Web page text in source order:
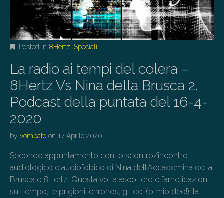
Posted in 8Hertz Speciali
La radio ai tempi del colera –
8Hertz Vs Nina della Brusca 2.
Podcast della puntata del 16-4-
2020
by vombato on 17 Aprile 2020
Secondo appuntamento con lo scontro/incontro
audiologico e audiofobico di Nina dell’Accademina della
Brusca e 8Hertz. Questa volta ascolterete farneticazioni
sul tempo, le prigioni, chronos, gli dei (o mio deo!), la